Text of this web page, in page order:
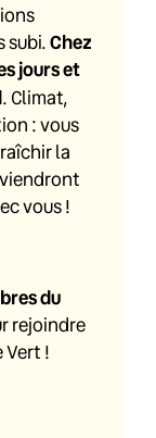
subi.Chez
jours et
. Climat,
: vous
la
vous !
du
rejoindre
Vert !